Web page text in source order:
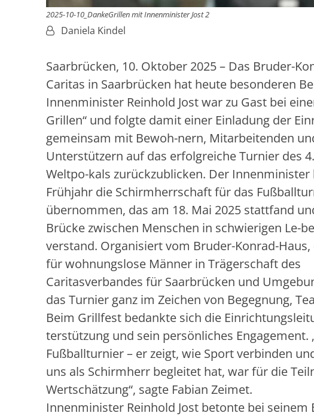
2025-10-10_DankeGrillen mit Innenminister Jost 2
Von:Daniela Kindel
Saarbrücken, 10. Oktober 2025 – Das Bruder-
Caritas in Saarbrücken hat heute besonderen
Innenminister Reinhold Jost war zu Gast bei
Grillen“ und folgte damit einer Einladung der
gemeinsam mit Bewoh-nern, Mitarbeitenden
Unterstützern auf das erfolgreiche Turnier des
Weltpo-kals zurückzublicken. Der Innenminister
Frühjahr die Schirmherrschaft für das
übernommen, das am 18. Mai 2025 stattfand
Brücke zwischen Menschen in schwierigen Le-
verstand. Organisiert vom Bruder-Konrad-Haus,
für wohnungslose Männer in Trägerschaft des
Caritasverbandes für Saarbrücken und
das Turnier ganz im Zeichen von Begegnung,
Beim Grillfest bedankte sich die
terstützung und sein persönliches
Fußballturnier – er zeigt, wie Sport verbinden
uns als Schirmherr begleitet hat, war für die
Wertschätzung“, sagte Fabian Zeimet.
Innenminister Reinhold Jost betonte bei seinem